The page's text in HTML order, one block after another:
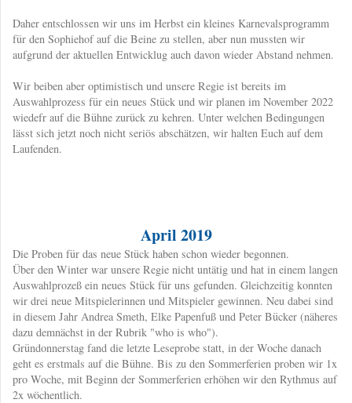
Daher entschlossen wir uns im Herbst ein kleines Karnevalsprogramm
für den Sophiehof auf die Beine zu stellen, aber nun mussten wir
aufgrund der aktuellen Entwicklug auch davon wieder Abstand nehmen.
Wir beiben aber optimistisch und unsere Regie ist bereits im
Auswahlprozess für ein neues Stück und wir planen im November 2022
wiedefr auf die Bühne zurück zu kehren. Unter welchen Bedingungen
lässt sich jetzt noch nicht seriös abschätzen, wir halten Euch auf dem
Laufenden.
April 2019
​Die Proben für das neue Stück haben schon wieder begonnen.
Über den Winter war unsere Regie nicht untätig und hat in einem langen
Auswahlprozeß ein neues Stück für uns gefunden. Gleichzeitig konnten
wir drei neue Mitspielerinnen und Mitspieler gewinnen. Neu dabei sind
in diesem Jahr Andrea Smeth, Elke Papenfuß und Peter Bücker (näheres
dazu demnächst in der Rubrik "who is who").
Gründonnerstag fand die letzte Leseprobe statt, in der Woche danach
geht es erstmals auf die Bühne. Bis zu den Sommerferien proben wir 1x
pro Woche, mit Beginn der Sommerferien erhöhen wir den Rythmus auf
2x wöchentlich.